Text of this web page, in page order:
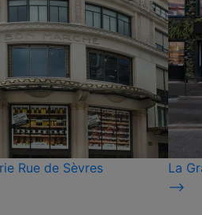
Rue de Sèvres
La
⟶